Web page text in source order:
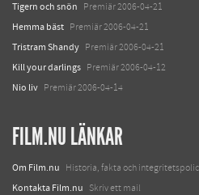
Tigern och snön Premiär 2006-04-21
Hemma bäst Premiär 2006-04-21
Tristram Shandy Premiär 2006-04-21
Kill your darlings Premiär 2006-04-12
Nio liv Premiär 2006-04-14
FILM.NU LÄNKAR
Om Film.nu Historia, fakta och
Kontakta Film.nu Skriv ett mail